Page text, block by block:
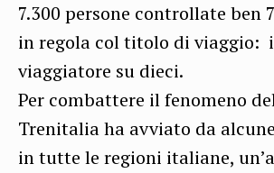
7.300 persone controllate ben
in regola col titolo di viaggio:
viaggiatore su dieci.
Per combattere il fenomeno
Trenitalia ha avviato da
in tutte le regioni italiane,